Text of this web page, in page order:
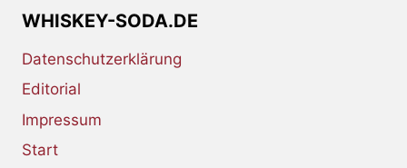
WHISKEY-SODA.DE
Datenschutzerklärung
Editorial
Impressum
Start